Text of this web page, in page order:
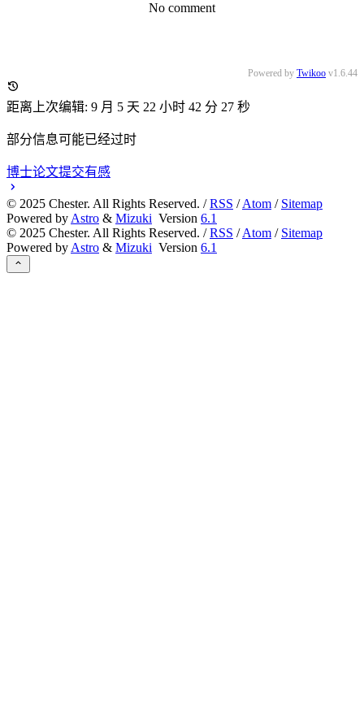
No comment
Powered by Twikoo v1.6.44
距离上次编辑: 9 月 5 天 22 小时 42 分 29 秒
部分信息可能已经过时
博士论文提交有感
© 2025 Chester. All Rights Reserved. /RSS /Atom / Sitemap
Powered by Astro & Mizuki Version 6.1
© 2025 Chester. All Rights Reserved. /RSS /Atom / Sitemap
Powered by Astro & Mizuki Version 6.1